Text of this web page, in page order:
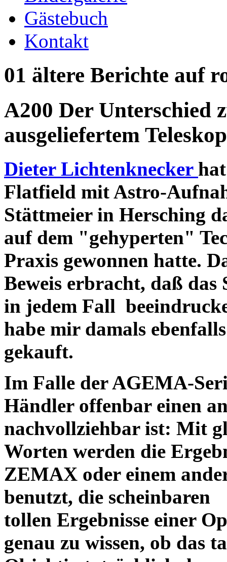
Gästebuch
Kontakt
01 ältere Berichte auf
A200 Der Unterschied
ausgeliefertem
Dieter Lichtenknecker
Flatfield mit Astro-
Stättmeier in Hersching
auf dem "gehyperten"
Praxis gewonnen hatte.
Beweis erbracht, daß das
in jedem Fall
habe mir damals
gekauft.
Im Falle der AGEMA-
Händler offenbar einen
nachvollziehbar ist: Mit
Worten werden die
ZEMAX oder einem
benutzt, die scheinbaren
tollen Ergebnisse einer
genau zu wissen, ob das